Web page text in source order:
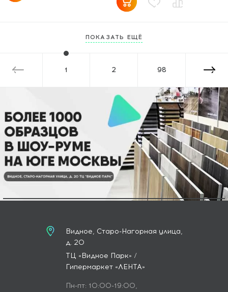
ПОКАЗАТЬ ЕЩЁ
1 2 98
Видное, Старо-Нагорная улица,
д. 20
ТЦ «Видное Парк» /
Гипермаркет «ЛЕНТА»
Пн-пт: 10:00-19:00,